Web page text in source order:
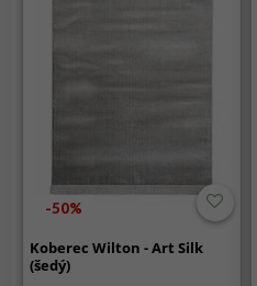
-50%
Koberec Wilton - Art Silk
(šedý)